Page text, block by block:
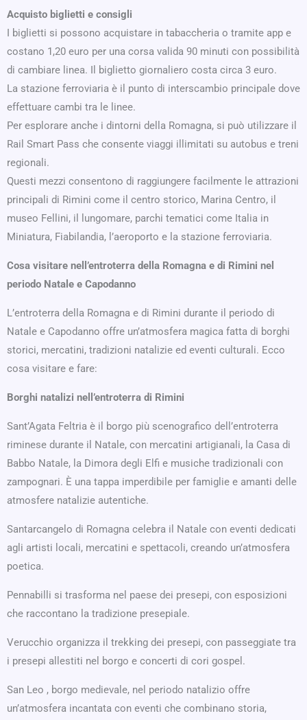
Acquisto biglietti e consigli
I biglietti si possono acquistare in tabaccheria o tramite app e
costano 1,20 euro per una corsa valida 90 minuti con possibilità
di cambiare linea. Il biglietto giornaliero costa circa 3 euro.
La stazione ferroviaria è il punto di interscambio principale dove
effettuare cambi tra le linee.
Per esplorare anche i dintorni della Romagna, si può utilizzare il
Rail Smart Pass che consente viaggi illimitati su autobus e treni
regionali.
Questi mezzi consentono di raggiungere facilmente le attrazioni
principali di Rimini come il centro storico, Marina Centro, il
museo Fellini, il lungomare, parchi tematici come Italia in
Miniatura, Fiabilandia, l’aeroporto e la stazione ferroviaria.
Cosa visitare nell’entroterra della Romagna e di Rimini nel
periodo Natale e Capodanno
L’entroterra della Romagna e di Rimini durante il periodo di
Natale e Capodanno offre un’atmosfera magica fatta di borghi
storici, mercatini, tradizioni natalizie ed eventi culturali. Ecco
cosa visitare e fare:
Borghi natalizi nell’entroterra di Rimini
Sant’Agata Feltria è il borgo più scenografico dell’entroterra
riminese durante il Natale, con mercatini artigianali, la Casa di
Babbo Natale, la Dimora degli Elfi e musiche tradizionali con
zampognari. È una tappa imperdibile per famiglie e amanti delle
atmosfere natalizie autentiche.
Santarcangelo di Romagna celebra il Natale con eventi dedicati
agli artisti locali, mercatini e spettacoli, creando un’atmosfera
poetica.
Pennabilli si trasforma nel paese dei presepi, con esposizioni
che raccontano la tradizione presepiale.
Verucchio organizza il trekking dei presepi, con passeggiate tra
i presepi allestiti nel borgo e concerti di cori gospel.
San Leo , borgo medievale, nel periodo natalizio offre
un’atmosfera incantata con eventi che combinano storia,